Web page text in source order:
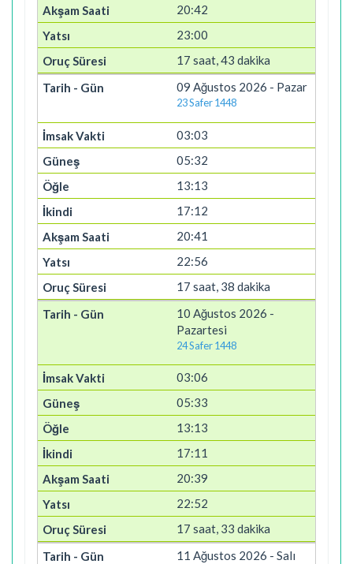
20:42
23:00
17 saat, 43 dakika
09 Ağustos 2026 - Pazar
23 Safer 1448
03:03
05:32
13:13
17:12
20:41
22:56
17 saat, 38 dakika
10 Ağustos 2026 -
Pazartesi
24 Safer 1448
03:06
05:33
13:13
17:11
20:39
22:52
17 saat, 33 dakika
11 Ağustos 2026 - Salı